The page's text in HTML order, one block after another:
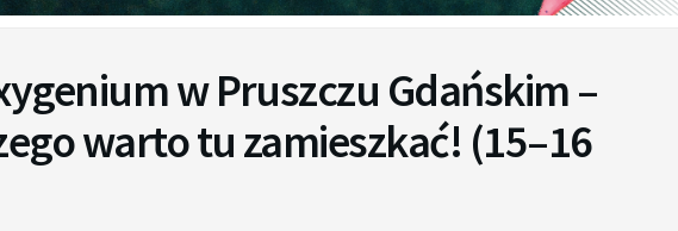
w Pruszczu Gdańskim –
warto tu zamieszkać! (15–16